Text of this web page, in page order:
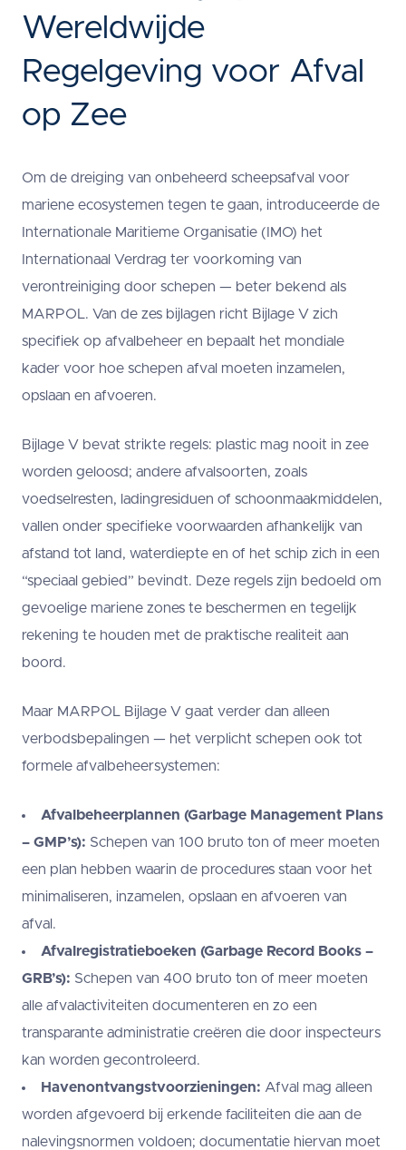
Wereldwijde
Regelgeving voor Afval
op Zee
Om de dreiging van onbeheerd scheepsafval voor
mariene ecosystemen tegen te gaan, introduceerde de
Internationale Maritieme Organisatie (IMO) het
Internationaal Verdrag ter voorkoming van
verontreiniging door schepen — beter bekend als
MARPOL. Van de zes bijlagen richt Bijlage V zich
specifiek op afvalbeheer en bepaalt het mondiale
kader voor hoe schepen afval moeten inzamelen,
opslaan en afvoeren.
Bijlage V bevat strikte regels: plastic mag nooit in zee
worden geloosd; andere afvalsoorten, zoals
voedselresten, ladingresiduen of schoonmaakmiddelen,
vallen onder specifieke voorwaarden afhankelijk van
afstand tot land, waterdiepte en of het schip zich in een
“speciaal gebied” bevindt. Deze regels zijn bedoeld om
gevoelige mariene zones te beschermen en tegelijk
rekening te houden met de praktische realiteit aan
boord.
Maar MARPOL Bijlage V gaat verder dan alleen
verbodsbepalingen — het verplicht schepen ook tot
formele afvalbeheersystemen:
Afvalbeheerplannen (Garbage Management Plans
– GMP’s): Schepen van 100 bruto ton of meer moeten
een plan hebben waarin de procedures staan voor het
minimaliseren, inzamelen, opslaan en afvoeren van
afval.
Afvalregistratieboeken (Garbage Record Books –
GRB’s): Schepen van 400 bruto ton of meer moeten
alle afvalactiviteiten documenteren en zo een
transparante administratie creëren die door inspecteurs
kan worden gecontroleerd.
Havenontvangstvoorzieningen: Afval mag alleen
worden afgevoerd bij erkende faciliteiten die aan de
nalevingsnormen voldoen; documentatie hiervan moet